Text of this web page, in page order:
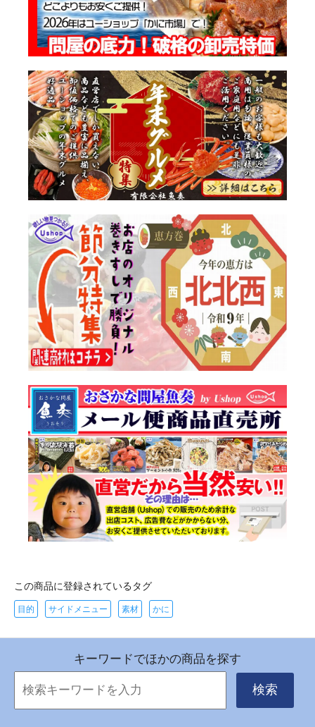
この商品に登録されているタグ
目的 サイドメニュー 素材 かに
キーワードでほかの商品を探す
検索